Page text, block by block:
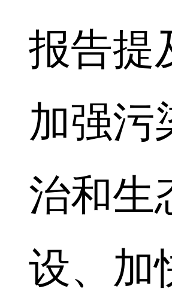
报告提
加强污
治和生
设、加